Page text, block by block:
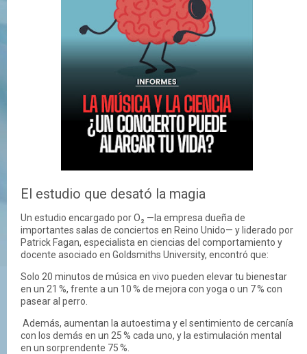
El estudio que desató la magia
Un estudio encargado por O₂ —la empresa dueña de
importantes salas de conciertos en Reino Unido— y liderado por
Patrick Fagan, especialista en ciencias del comportamiento y
docente asociado en Goldsmiths University, encontró que:
Solo 20 minutos de música en vivo pueden elevar tu bienestar
en un 21 %, frente a un 10 % de mejora con yoga o un 7 % con
pasear al perro.
Además, aumentan la autoestima y el sentimiento de cercanía
con los demás en un 25 % cada uno, y la estimulación mental
en un sorprendente 75 %.